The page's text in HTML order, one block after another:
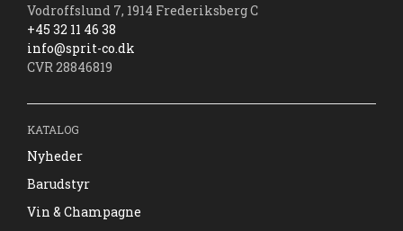
Vodroffslund 7, 1914 Frederiksberg C
+45 32 11 46 38
info@sprit-co.dk
CVR 28846819
KATALOG
Nyheder
Barudstyr
Vin & Champagne